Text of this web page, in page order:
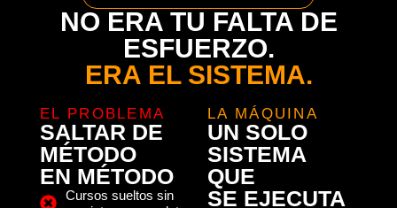
NO ERA TU FALTA DE
ESFUERZO.
ERA EL SISTEMA.
EL PROBLEMA
SALTAR DE
MÉTODO
EN MÉTODO
Cursos sueltos sin
LA MÁQUINA
UN SOLO
SISTEMA
QUE
SE EJECUTA